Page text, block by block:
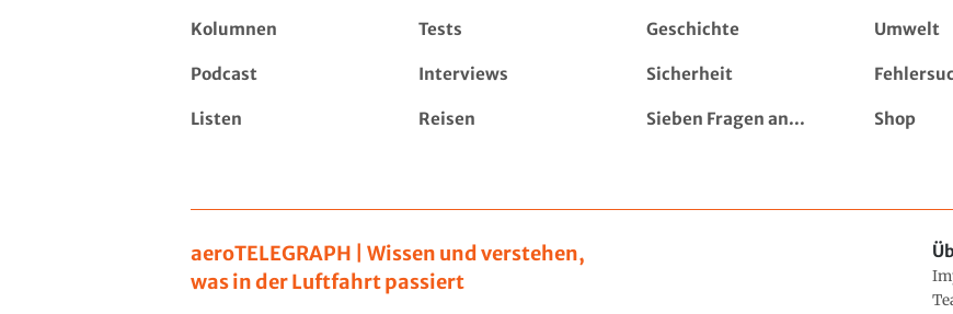
Kolumnen Tests Geschichte Umwelt
Podcast Interviews Sicherheit
Listen Reisen Sieben Fragen an... Shop
aeroTELEGRAPH | Wissen und verstehen,
was in der Luftfahrt passiert